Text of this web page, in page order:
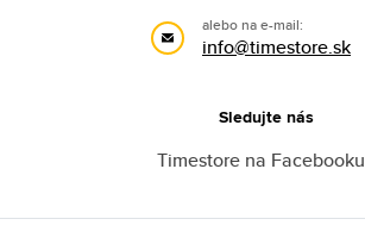
alebo na e-mail:
info@timestore.sk
Sledujte nás
Timestore na Facebooku